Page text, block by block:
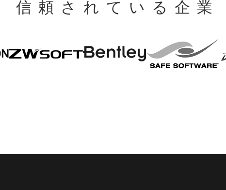
信頼されている企業
ZW
Bentley
Software